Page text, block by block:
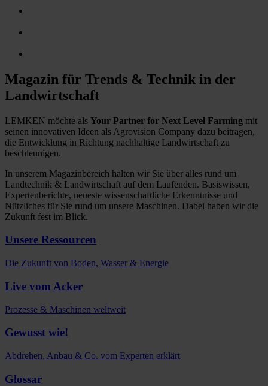
Magazin für Trends & Technik in der
Landwirtschaft
LEMKEN möchte als Your Partner for Next Level Farming mit
seinen innovativen Ideen als Agrovision Company dazu beitragen,
die Entwicklung in Richtung nachhaltige Landwirtschaft zu
beschleunigen.
In unserem Magazinbereich halten wir Sie über alles rund um
Landtechnik & Landwirtschaft auf dem Laufenden. Basiswissen,
Expertenberichte, neueste wissenschaftliche Erkenntnisse und
Nützliches für Sie rund um unsere Maschinen. Dabei haben wir die
Zukunft fest im Blick.
Unsere Ressourcen
Die Zukunft von Boden, Wasser & Energie
Live vom Acker
Prozesse & Maschinen weltweit
Gewusst wie!
Abdrehen, Anbau & Co. vom Experten erklärt
Glossar